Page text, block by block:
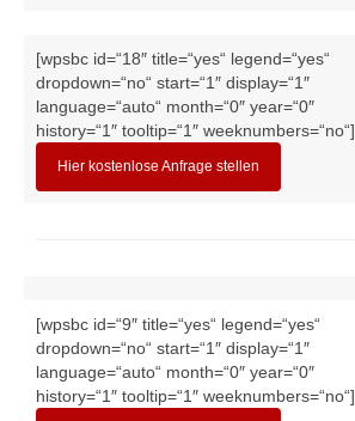
[wpsbc id=“18″ title=“yes“ legend=“yes“
dropdown=“no“ start=“1″ display=“1″
language=“auto“ month=“0″ year=“0″
history=“1″ tooltip=“1″ weeknumbers=“no“]
Hier kostenlose Anfrage stellen
[wpsbc id=“9″ title=“yes“ legend=“yes“
dropdown=“no“ start=“1″ display=“1″
language=“auto“ month=“0″ year=“0″
history=“1″ tooltip=“1″ weeknumbers=“no“]